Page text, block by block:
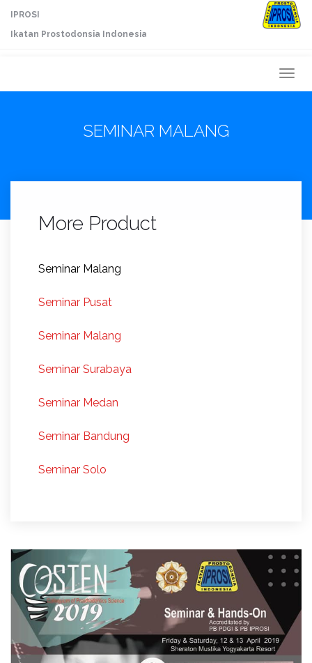
IPROSI
Ikatan Prostodonsia Indonesia
SEMINAR MALANG
More Product
Seminar Malang
Seminar Pusat
Seminar Malang
Seminar Surabaya
Seminar Medan
Seminar Bandung
Seminar Solo